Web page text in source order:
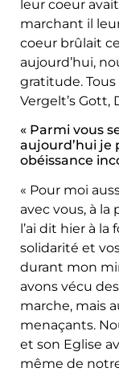
leur coeur
marchant il
coeur brûlait
aujourd’hui,
gratitude.
Vergelt’s Gott,
« Parmi vous
aujourd’hui je
obéissance
« Pour moi
avec vous, à la
l’ai dit hier à la
solidarité et
durant mon
avons vécu
marche, mais
menaçants.
et son Eglise
même de